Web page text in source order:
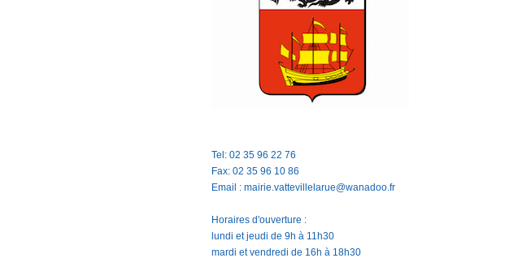
Tel: 02 35 96 22 76
Fax: 02 35 96 10 86
Email : mairie.vattevillelarue@wanadoo.fr
Horaires d'ouverture :
lundi et jeudi de 9h à 11h30
mardi et vendredi de 16h à 18h30